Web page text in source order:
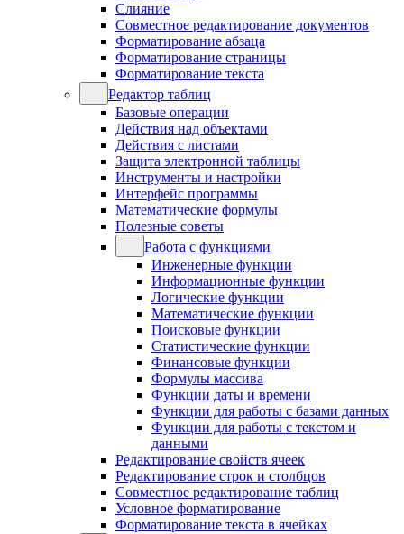
Слияние
Совместное редактирование документов
Форматирование абзаца
Форматирование страницы
Форматирование текста
Редактор таблиц
Базовые операции
Действия над объектами
Действия с листами
Защита электронной таблицы
Инструменты и настройки
Интерфейс программы
Математические формулы
Полезные советы
Работа с функциями
Инженерные функции
Информационные функции
Логические функции
Математические функции
Поисковые функции
Статистические функции
Финансовые функции
Формулы массива
Функции даты и времени
Функции для работы с базами данных
Функции для работы с текстом и
данными
Редактирование свойств ячеек
Редактирование строк и столбцов
Совместное редактирование таблиц
Условное форматирование
Форматирование текста в ячейках